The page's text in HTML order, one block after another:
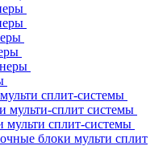
сплит-системы
мульти-сплит системы
мульти сплит-системы
блоки мульти сплит